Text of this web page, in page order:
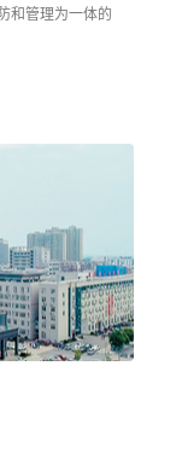
和管理为一体的